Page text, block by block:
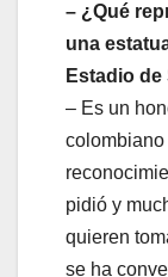
– ¿Qué
una
Estadio de
– Es un
pidió y
quieren
se ha